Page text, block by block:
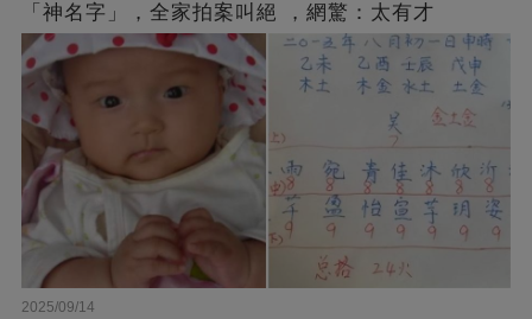
「神名字」，全家拍案叫絕 ，網驚：太有才
2025/09/14